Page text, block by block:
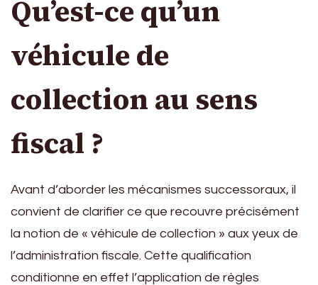
Qu’est-ce qu’un
véhicule de
collection au sens
fiscal ?
Avant d’aborder les mécanismes successoraux, il
convient de clarifier ce que recouvre précisément
la notion de « véhicule de collection » aux yeux de
l’administration fiscale. Cette qualification
conditionne en effet l’application de règles